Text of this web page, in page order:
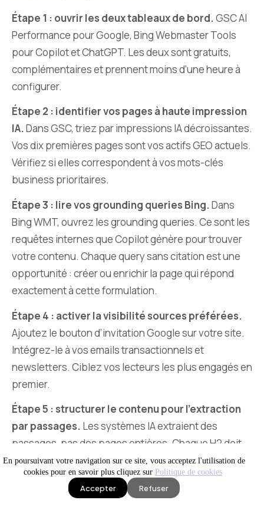
En poursuivant votre navigation sur ce site, vous acceptez l'utilisation de
cookies pour en savoir plus cliquez sur Politique de cookies
Accepter Refuser
Étape 1 : ouvrir les deux tableaux de bord.GSC AI
Performance pour Google, Bing Webmaster Tools
pour Copilot et ChatGPT. Les deux sont gratuits,
complémentaires et prennent moins d’une heure à
configurer.
Étape 2 : identifier vos pages à haute impression
IA.Dans GSC, triez par impressions IA décroissantes.
Vos dix premières pages sont vos actifs GEO actuels.
Vérifiez si elles correspondent à vos mots-clés
business prioritaires.
Étape 3 : lire vos grounding queries Bing.Dans
Bing WMT, ouvrez les grounding queries. Ce sont les
requêtes internes que Copilot génère pour trouver
votre contenu. Chaque query sans citation est une
opportunité : créer ou enrichir la page qui répond
exactement à cette formulation.
Étape 4 : activer la visibilité sources préférées.
Ajoutez le bouton d’invitation Google sur votre site.
Intégrez-le à vos emails transactionnels et
newsletters. Ciblez vos lecteurs les plus engagés en
premier.
Étape 5 : structurer le contenu pour l’extraction
par passages. Les systèmes IA extraient des
passages, pas des pages entières. Chaque H2 doit
ouvrir sur une réponse autonome. Les FAQ doivent
être auto-suffisantes, balisées en FAQPage. Les
chiffres portent leur source en ligne. Notre article sur
Site WEB visible